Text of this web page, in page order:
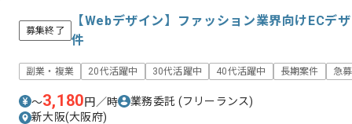
募集終了
【Webデザイン】ファッション業界向けECデ
件
副業・複業 20代活躍中 30代活躍中 40代活躍中 長期案件 急募
〜3,180円／時 業務委託 (フリーランス)
新大阪(大阪府)